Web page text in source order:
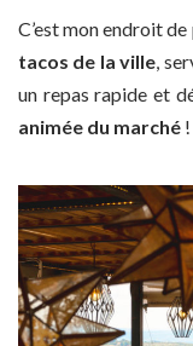
C’est mon endroit
tacos de la ville,
un repas rapide et
animée du marché !